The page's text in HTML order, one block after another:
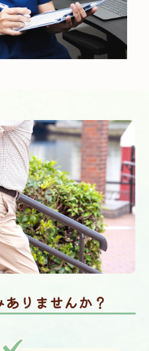
りませんか？